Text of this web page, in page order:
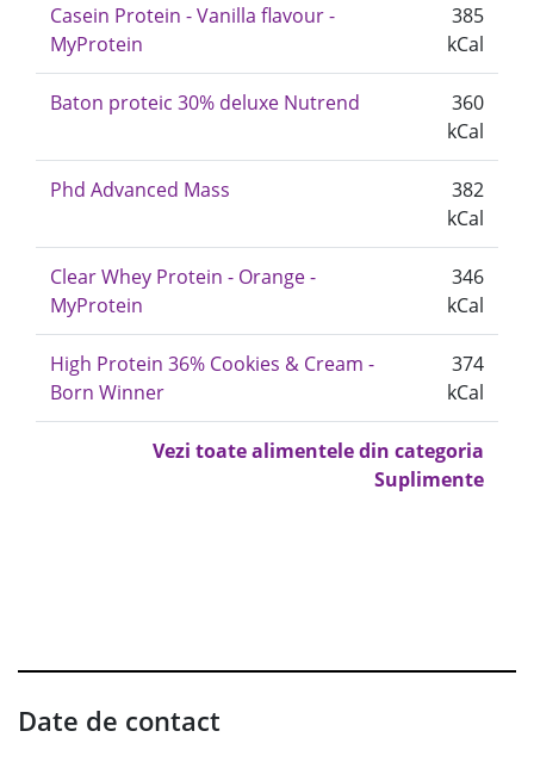
Casein Protein - Vanilla flavour -
MyProtein
385
kCal
Baton proteic 30% deluxe Nutrend
360
kCal
Phd Advanced Mass
382
kCal
Clear Whey Protein - Orange -
MyProtein
346
kCal
High Protein 36% Cookies & Cream -
Born Winner
374
kCal
Vezi toate alimentele din categoria
Suplimente
Date de contact